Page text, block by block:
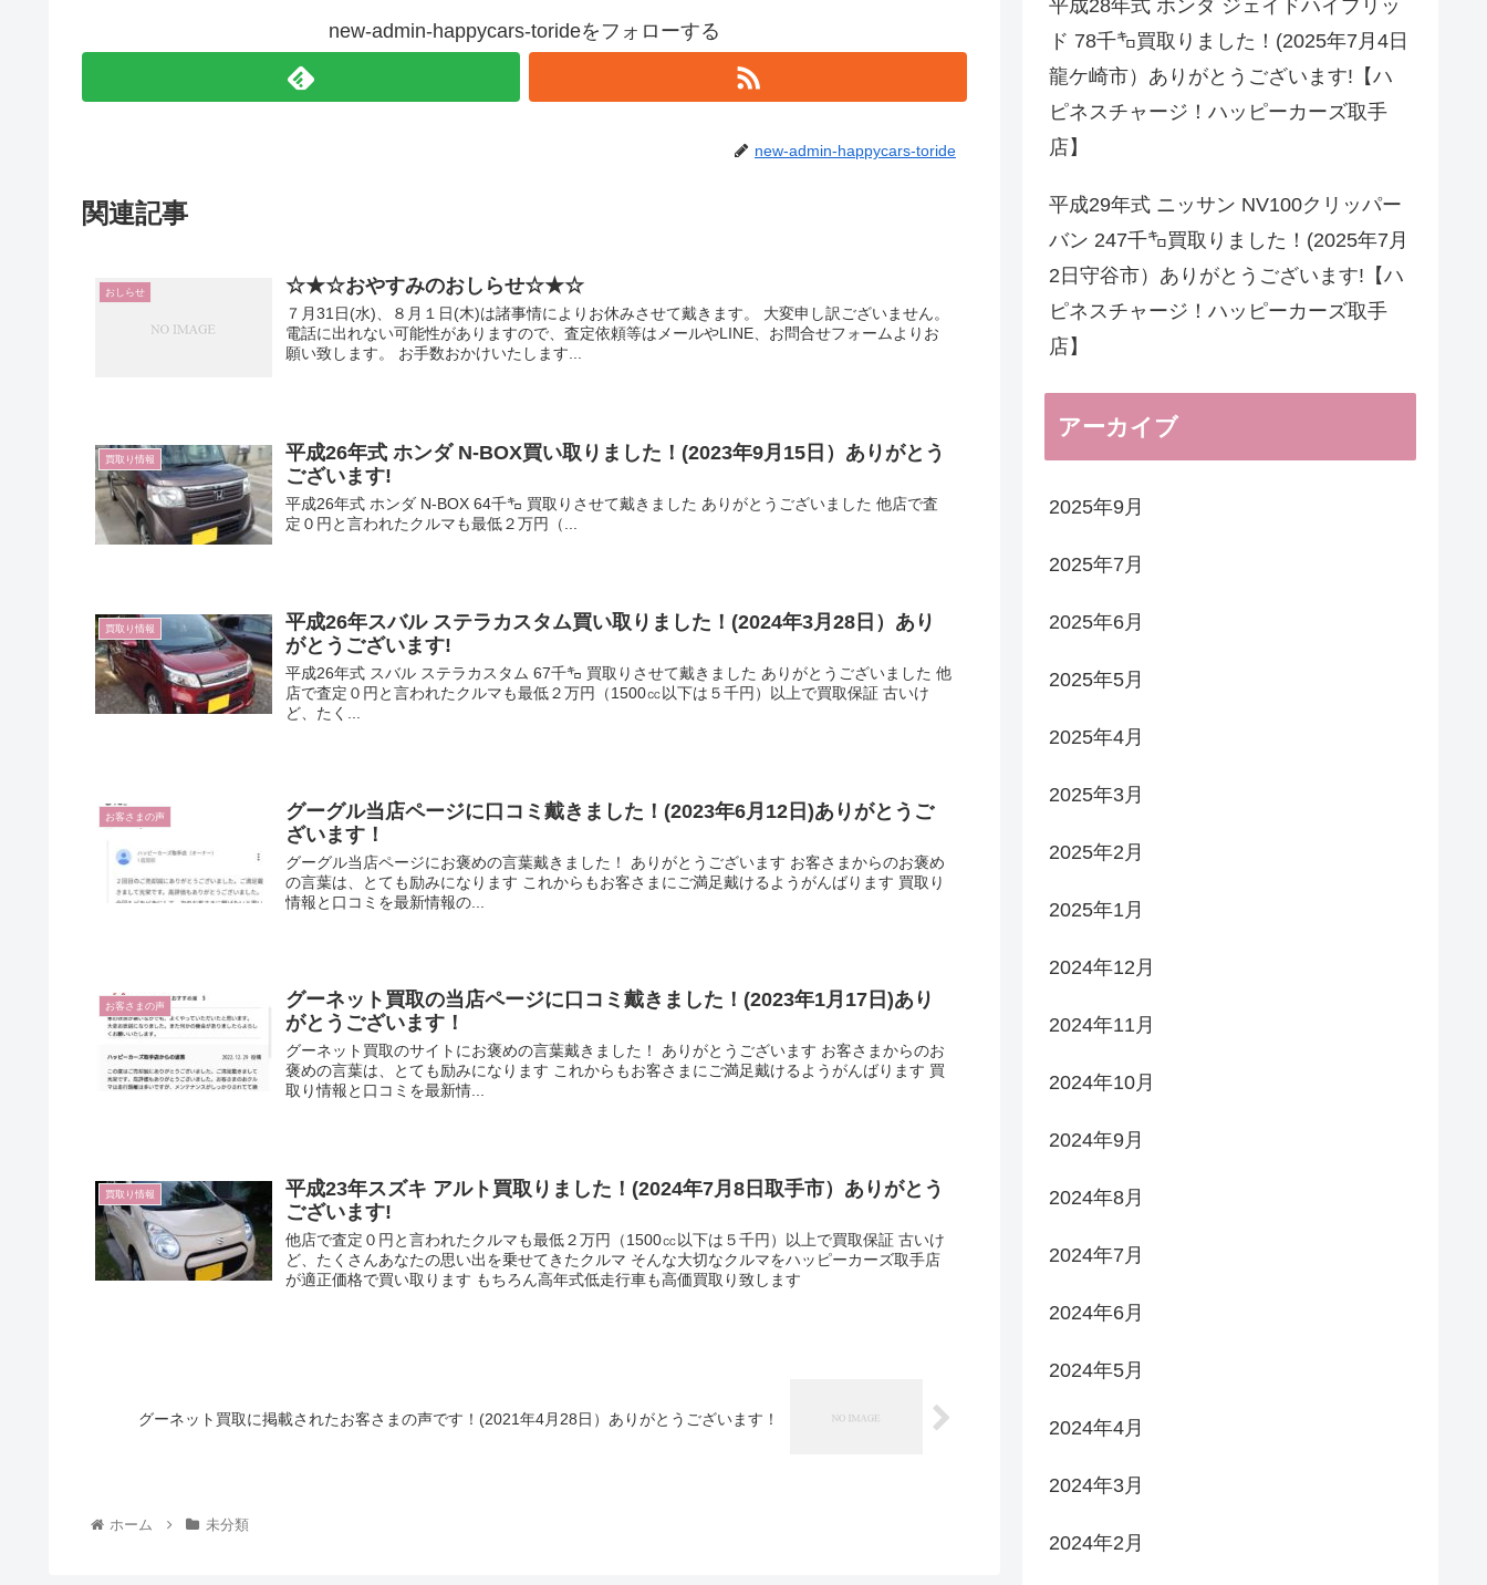
new-admin-happycars-torideをフォローする
new-admin-happycars-toride
関連記事
おしらせ ☆★☆おやすみのおしらせ☆★☆
７月31日(水)、８月１日(木)は諸事情によりお休みさせて戴きます。 大変申し訳ございません。
電話に出れない可能性がありますので、査定依頼等はメールやLINE、お問合せフォームよりお
願い致します。 お手数おかけいたします...
買取り情報
平成26年式 ホンダ N-BOX買い取りました！(2023年9月15日）ありがとう
ございます!
平成26年式 ホンダ N-BOX 64千㌔ 買取りさせて戴きました ありがとうございました 他店で査
定０円と言われたクルマも最低２万円（...
買取り情報
平成26年スバル ステラカスタム買い取りました！(2024年3月28日）あり
がとうございます!
平成26年式 スバル ステラカスタム 67千㌔ 買取りさせて戴きました ありがとうございました 他
店で査定０円と言われたクルマも最低２万円（1500㏄以下は５千円）以上で買取保証 古いけ
ど、たく...
お客さまの声
グーグル当店ページに口コミ戴きました！(2023年6月12日)ありがとうご
ざいます！
グーグル当店ページにお褒めの言葉戴きました！ ありがとうございます お客さまからのお褒め
の言葉は、とても励みになります これからもお客さまにご満足戴けるようがんばります 買取り
情報と口コミを最新情報の...
お客さまの声
グーネット買取の当店ページに口コミ戴きました！(2023年1月17日)あり
がとうございます！
グーネット買取のサイトにお褒めの言葉戴きました！ ありがとうございます お客さまからのお
褒めの言葉は、とても励みになります これからもお客さまにご満足戴けるようがんばります 買
取り情報と口コミを最新情...
買取り情報
平成23年スズキ アルト買取りました！(2024年7月8日取手市）ありがとう
ございます!
他店で査定０円と言われたクルマも最低２万円（1500㏄以下は５千円）以上で買取保証 古いけ
ど、たくさんあなたの思い出を乗せてきたクルマ そんな大切なクルマをハッピーカーズ取手店
が適正価格で買い取ります もちろん高年式低走行車も高価買取り致します
グーネット買取に掲載されたお客さまの声です！(2021年4月28日）ありがとうございます！
ホーム 未分類
平成28年式 ホンダ ジェイドハイブリッ
ド 78千㌔買取りました！(2025年7月4日
龍ケ崎市）ありがとうございます!【ハ
ピネスチャージ！ハッピーカーズ取手
店】
平成29年式 ニッサン NV100クリッパー
バン 247千㌔買取りました！(2025年7月
2日守谷市）ありがとうございます!【ハ
ピネスチャージ！ハッピーカーズ取手
店】
アーカイブ
2025年9月
2025年7月
2025年6月
2025年5月
2025年4月
2025年3月
2025年2月
2025年1月
2024年12月
2024年11月
2024年10月
2024年9月
2024年8月
2024年7月
2024年6月
2024年5月
2024年4月
2024年3月
2024年2月